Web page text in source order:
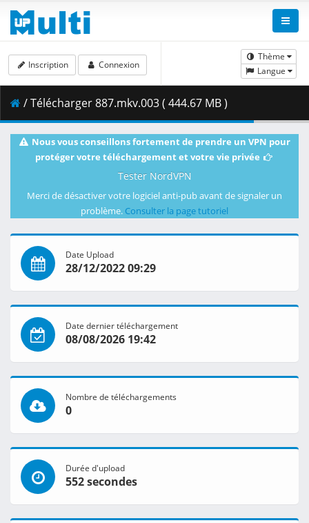
Thème
Langue
Inscription Connexion
/ Télécharger 887.mkv.003 ( 444.67 MB )
Nous vous conseillons fortement de prendre un VPN pour
protéger votre téléchargement et votre vie privée
Tester NordVPN
Merci de désactiver votre logiciel anti-pub avant de signaler un
problème. Consulter la page tutoriel
Date Upload
28/12/2022 09:29
Date dernier téléchargement
08/08/2026 19:42
Nombre de téléchargements
0
Durée d'upload
552 secondes